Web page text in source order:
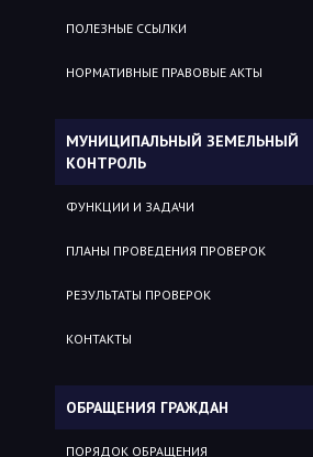
ПОЛЕЗНЫЕ ССЫЛКИ
НОРМАТИВНЫЕ ПРАВОВЫЕ АКТЫ
МУНИЦИПАЛЬНЫЙ ЗЕМЕЛЬНЫЙ
КОНТРОЛЬ
ФУНКЦИИ И ЗАДАЧИ
ПЛАНЫ ПРОВЕДЕНИЯ ПРОВЕРОК
РЕЗУЛЬТАТЫ ПРОВЕРОК
КОНТАКТЫ
ОБРАЩЕНИЯ ГРАЖДАН
ПОРЯДОК ОБРАЩЕНИЯ